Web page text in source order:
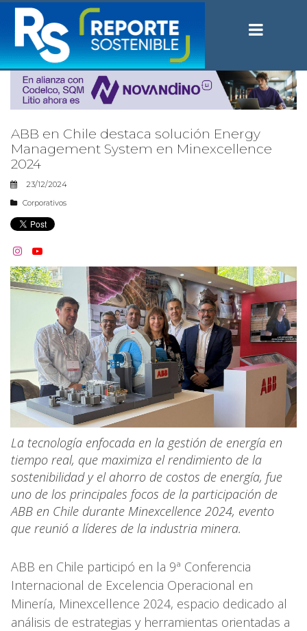
ABB en Chile destaca solución Energy
Management System en Minexcellence
2024
23/12/2024
Corporativos
 
La tecnología enfocada en la gestión de energía en
tiempo real, que maximiza el rendimiento de la
sostenibilidad y el ahorro de costos de energía, fue
uno de los principales focos de la participación de
ABB en Chile durante Minexcellence 2024, evento
que reunió a líderes de la industria minera.
ABB en Chile participó en la 9ª Conferencia
Internacional de Excelencia Operacional en
Minería, Minexcellence 2024, espacio dedicado al
análisis de estrategias y herramientas orientadas a